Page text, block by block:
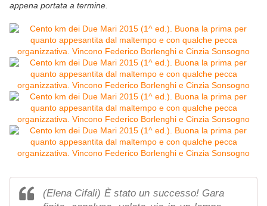
appena portata a termine.
(Elena Cifali) È stato un successo! Gara